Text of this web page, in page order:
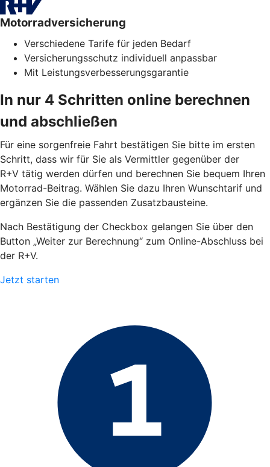
Motorradversicherung
Verschiedene Tarife für jeden Bedarf
Versicherungsschutz individuell anpassbar
Mit Leistungsverbesserungsgarantie
In nur 4 Schritten online berechnen
und abschließen
Für eine sorgenfreie Fahrt bestätigen Sie bitte im ersten
Schritt, dass wir für Sie als Vermittler gegenüber der
R+V tätig werden dürfen und berechnen Sie bequem Ihren
Motorrad-Beitrag. Wählen Sie dazu Ihren Wunschtarif und
ergänzen Sie die passenden Zusatzbausteine.
Nach Bestätigung der Checkbox gelangen Sie über den
Button „Weiter zur Berechnung“ zum Online-Abschluss bei
der R+V.
Jetzt starten